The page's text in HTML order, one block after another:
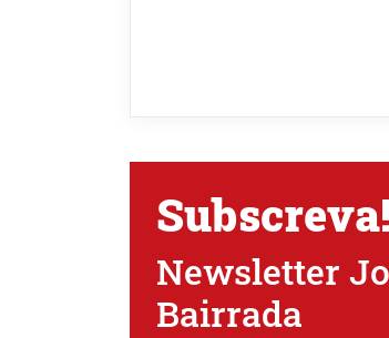
Subscreva!
Newsletter
Bairrada